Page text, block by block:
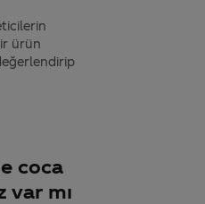
ürün
coca
var mı